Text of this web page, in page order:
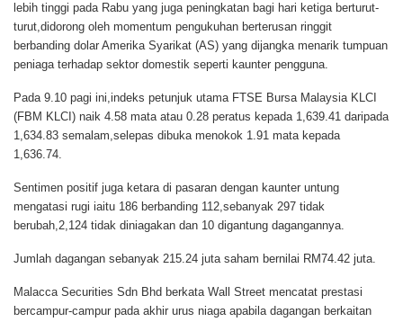
lebih tinggi pada Rabu yang juga peningkatan bagi hari ketiga berturut-
turut,didorong oleh momentum pengukuhan berterusan ringgit
berbanding dolar Amerika Syarikat (AS) yang dijangka menarik tumpuan
peniaga terhadap sektor domestik seperti kaunter pengguna.
Pada 9.10 pagi ini,indeks petunjuk utama FTSE Bursa Malaysia KLCI
(FBM KLCI) naik 4.58 mata atau 0.28 peratus kepada 1,639.41 daripada
1,634.83 semalam,selepas dibuka menokok 1.91 mata kepada
1,636.74.
Sentimen positif juga ketara di pasaran dengan kaunter untung
mengatasi rugi iaitu 186 berbanding 112,sebanyak 297 tidak
berubah,2,124 tidak diniagakan dan 10 digantung dagangannya.
Jumlah dagangan sebanyak 215.24 juta saham bernilai RM74.42 juta.
Malacca Securities Sdn Bhd berkata Wall Street mencatat prestasi
bercampur-campur pada akhir urus niaga apabila dagangan berkaitan